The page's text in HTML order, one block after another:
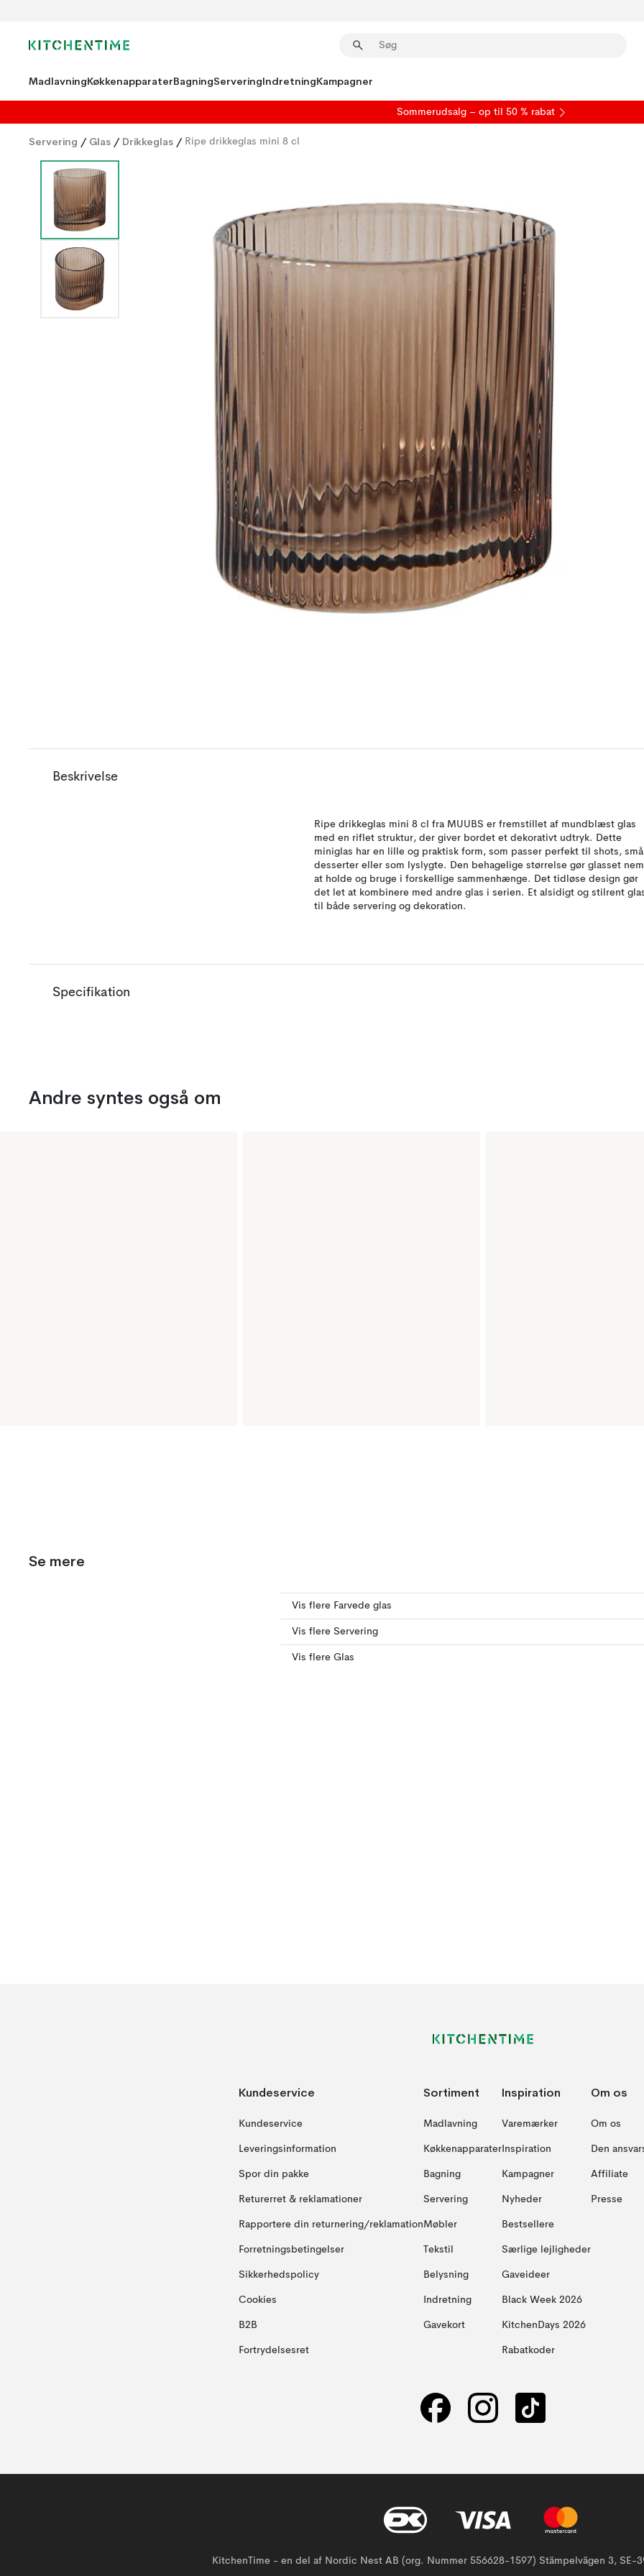
MadlavningKøkkenapparaterBagningServeringIndretningKampagner
Sommerudsalg – op til 50 % rabat
Servering / Glas / Drikkeglas / Ripe drikkeglas mini 8 cl
Beskrivelse
Ripe drikkeglas mini 8 cl fra MUUBS er fremstillet af mundblæst glas
med en riflet struktur, der giver bordet et dekorativt udtryk. Dette
miniglas har en lille og praktisk form, som passer perfekt til shots, små
desserter eller som lyslygte. Den behagelige størrelse gør glasset
at holde og bruge i forskellige sammenhænge. Det tidløse design gør
det let at kombinere med andre glas i serien. Et alsidigt og stilrent
til både servering og dekoration.
Specifikation
Andre syntes også om
Se mere
Vis flere Farvede glas
Vis flere Servering
Vis flere Glas
Kundeservice
Kundeservice
Leveringsinformation
Spor din pakke
Returerret & reklamationer
Rapportere din returnering/reklamation
Forretningsbetingelser
Sikkerhedspolicy
Cookies
B2B
Fortrydelsesret
Sortiment
Madlavning
Køkkenapparater
Bagning
Servering
Møbler
Tekstil
Belysning
Indretning
Gavekort
Inspiration
Varemærker
Inspiration
Kampagner
Nyheder
Bestsellere
Særlige lejligheder
Gaveideer
Black Week 2026
KitchenDays 2026
Rabatkoder
Om os
Om os
Den
Affiliate
Presse
KitchenTime - en del af Nordic Nest AB (org. Nummer 556628-1597) Stämpelvägen 3, SE-